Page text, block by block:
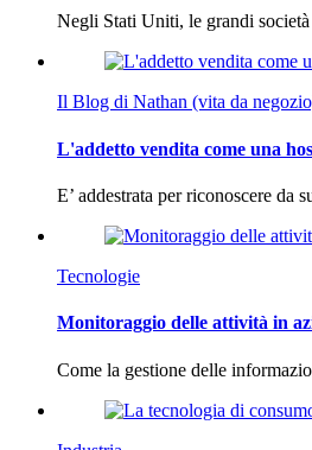
Negli Stati Uniti, le grandi
Il Blog di Nathan (vita da
L'addetto vendita come una
E’ addestrata per riconoscere
Tecnologie
Monitoraggio delle attività in
Come la gestione delle